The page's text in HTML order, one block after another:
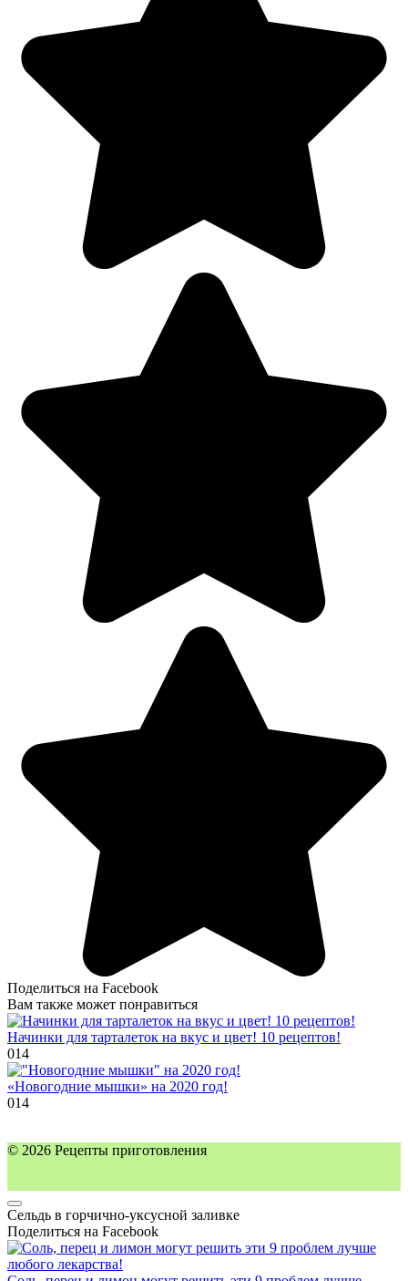
Поделиться на Facebook
Вам также может понравиться
Начинки для тарталеток на вкус и цвет! 10 рецептов!
014
«Новогодние мышки» на 2020 год!
014
© 2026 Рецепты приготовления
Сельдь в горчично-уксусной заливке
Поделиться на Facebook